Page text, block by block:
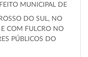
MUNICIPAL DE
DO SUL, NO
E COM FULCRO NO
PÚBLICOS DO